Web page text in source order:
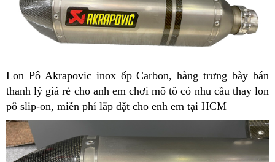
Lon Pô Akrapovic inox ốp Carbon, hàng trưng bày bán
thanh lý giá rẻ cho anh em chơi mô tô có nhu cầu thay lon
pô slip-on, miễn phí lắp đặt cho enh em tại HCM